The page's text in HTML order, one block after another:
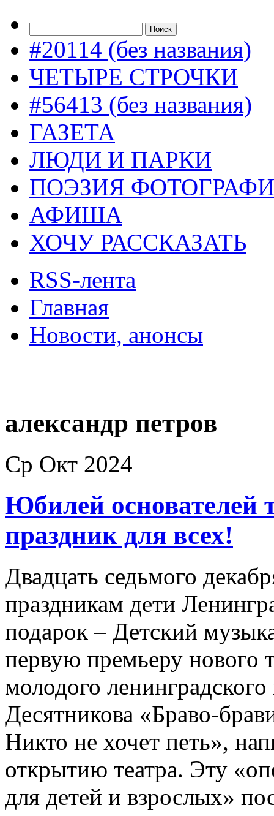
#20114 (без названия)
ЧЕТЫРЕ СТРОЧКИ
#56413 (без названия)
ГАЗЕТА
ЛЮДИ И ПАРКИ
ПОЭЗИЯ
АФИША
ХОЧУ РАССКАЗАТЬ
RSS-лента
Главная
Новости, анонсы
александр петров
Ср Окт 2024
Юбилей основателей
праздник для всех!
Двадцать седьмого
праздникам дети
подарок – Детский
первую премьеру нового
молодого
Десятникова «Браво-
Никто не хочет петь»,
открытию театра. Эту
для детей и взрослых»